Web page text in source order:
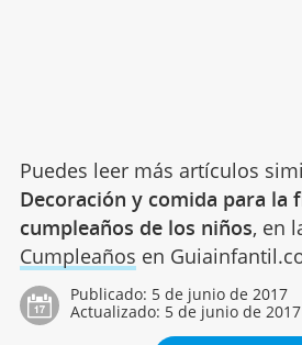
Puedes leer más artículos
Decoración y comida para la
cumpleaños de los niños, en
Cumpleaños en
Publicado: 5 de junio de 2017
Actualizado: 5 de junio de 2017